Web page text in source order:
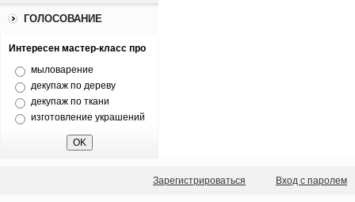
ГОЛОСОВАНИЕ
Интересен мастер-класс про
мыловарение
декупаж по дереву
декупаж по ткани
изготовление украшений
Зарегистрироваться Вход с паролем